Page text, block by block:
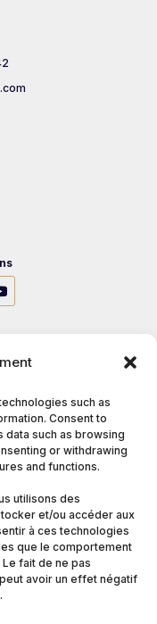
such as
Consent to
such as browsing
or withdrawing
and functions.
utilisons des
et/ou accéder aux
à ces technologies
que le comportement
fait de ne pas
avoir un effet négatif